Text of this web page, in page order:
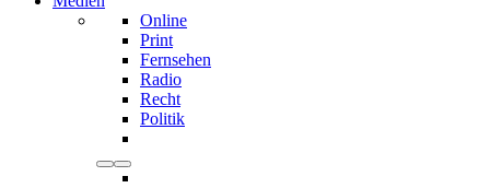
Online
Print
Fernsehen
Radio
Recht
Politik